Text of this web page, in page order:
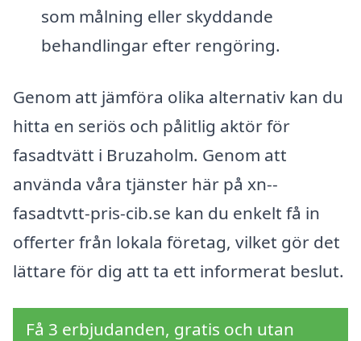
som målning eller skyddande
behandlingar efter rengöring.
Genom att jämföra olika alternativ kan du
hitta en seriös och pålitlig aktör för
fasadtvätt i Bruzaholm. Genom att
använda våra tjänster här på xn--
fasadtvtt-pris-cib.se kan du enkelt få in
offerter från lokala företag, vilket gör det
lättare för dig att ta ett informerat beslut.
Få 3 erbjudanden, gratis och utan